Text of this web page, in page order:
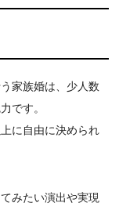
家族婚は、少人数
です。
に自由に決められ
みたい演出や実現